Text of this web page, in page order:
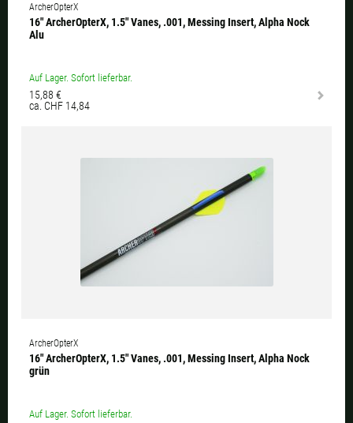
ArcherOpterX
16" ArcherOpterX, 1.5" Vanes, .001, Messing Insert, Alpha Nock
Alu
Auf Lager. Sofort lieferbar.
15,88 €
ca. CHF 14,84
ArcherOpterX
16" ArcherOpterX, 1.5" Vanes, .001, Messing Insert, Alpha Nock
grün
Auf Lager. Sofort lieferbar.